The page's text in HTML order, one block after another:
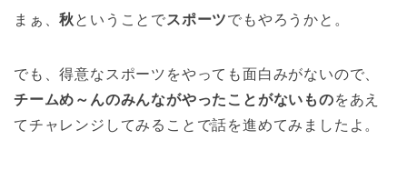
まぁ、秋ということでスポーツでもやろうかと。
でも、得意なスポーツをやっても面白みがないので、
チームめ～んのみんながやったことがないものをあえ
てチャレンジしてみることで話を進めてみましたよ。